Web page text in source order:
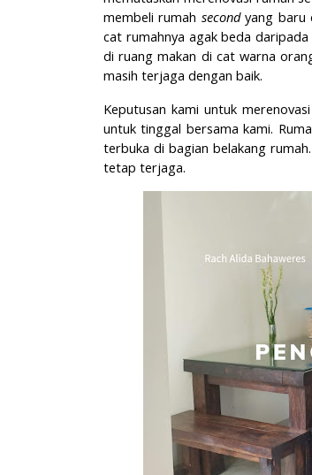
membeli rumah secondyang baru
cat rumahnya agak beda
di ruang makan di cat warna
masih terjaga dengan baik.
Keputusan kami untuk
untuk tinggal bersama kami.
terbuka di bagian belakang
tetap terjaga.